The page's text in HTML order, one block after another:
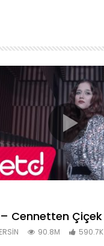
Cennetten Çiçek
90.8M 590.7K